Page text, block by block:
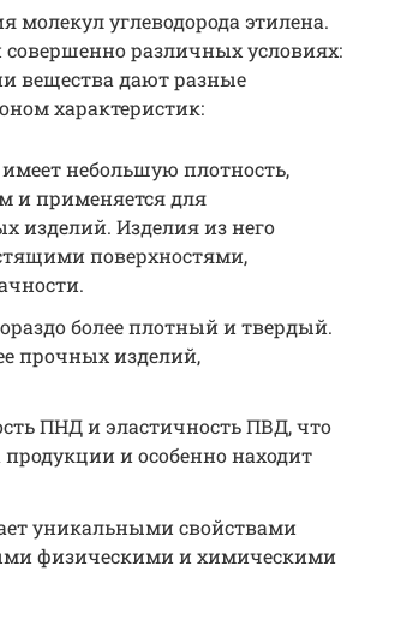
молекул углеводорода этилена.
различных условиях:
вещества дают разные
характеристик:
небольшую плотность,
и применяется для
изделий. Изделия из него
поверхностями,
более плотный и твердый.
прочных изделий,
ПНД и эластичность ПВД, что
и особенно находит
уникальными свойствами
физическими и химическими